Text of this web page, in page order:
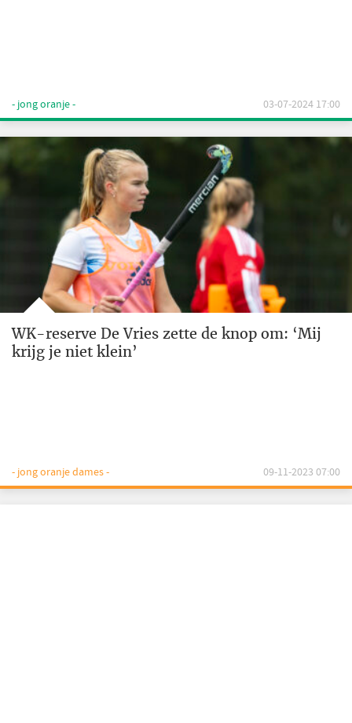
- jong oranje - 03-07-2024 17:00
WK-reserve De Vries zette de knop om: ‘Mij
krijg je niet klein’
- jong oranje dames - 09-11-2023 07:00